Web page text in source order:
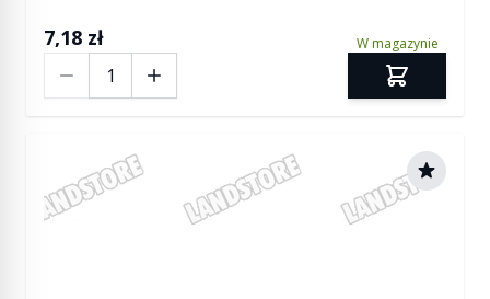
7,18 zł W magazynie